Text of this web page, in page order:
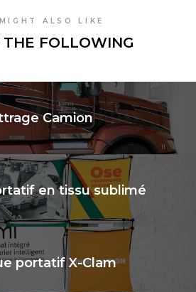
ALSO LIKE
THE FOLLOWING
Camion
en tissu sublimé
portatif X-Clam